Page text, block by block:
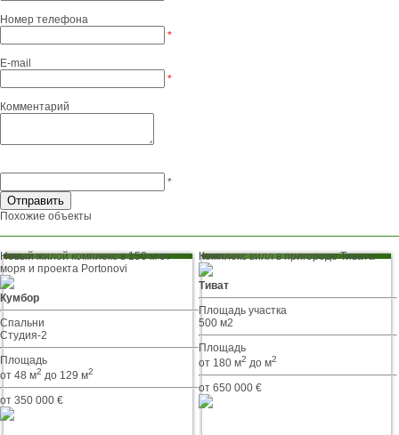
Номер телефона
*
E-mail
*
Комментарий
*
Похожие объекты
Новый жилой комплекс в 150 м от
моря и проекта Portonovi
Кумбор
Спальни
Студия-2
Площадь
от 48 м2 до 129 м2
от 350 000 €
Комплекс вилл в пригороде Тивата
Тиват
Площадь участка
500 м2
Площадь
от 180 м2 до м2
от 650 000 €